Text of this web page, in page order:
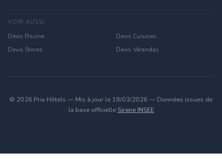
VOIR AUSSI
Devis Piscine
Devis Cuisines
Devis Stores
Devis Vérandas
© 2026 Prix Hôtels — Mis à jour le 19/03/2026 — Données issues de
la base officielle Sirene INSEE